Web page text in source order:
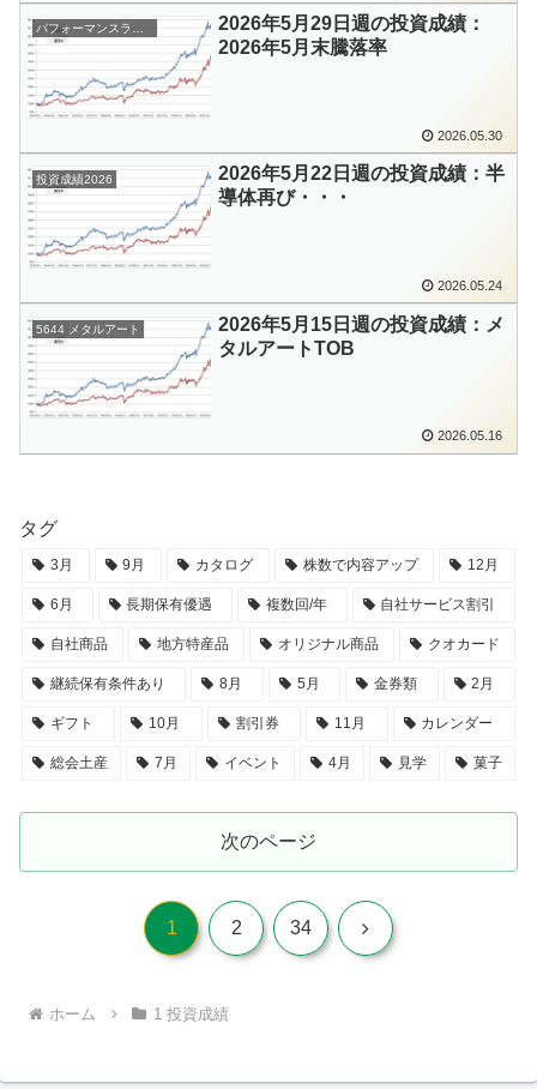
パフォーマンスランキング
2026年5月29日週の投資成績：
2026年5月末騰落率
2026.05.30
投資成績2026
2026年5月22日週の投資成績：半
導体再び・・・
2026.05.24
5644 メタルアート
2026年5月15日週の投資成績：メ
タルアートTOB
2026.05.16
タグ
3月 9月 カタログ 株数で内容アップ 12月
6月 長期保有優遇 複数回/年 自社サービス割引
自社商品 地方特産品 オリジナル商品 クオカード
継続保有条件あり 8月 5月 金券類 2月
ギフト 10月 割引券 11月 カレンダー
総会土産 7月 イベント 4月 見学 菓子
次のページ
1 2 34 次
ホーム 1 投資成績